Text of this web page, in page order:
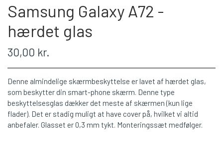
Samsung Galaxy A72 -
hærdet glas
30,00 kr.
Denne almindelige skærmbeskyttelse er lavet af hærdet glas,
som beskytter din smart-phone skærm. Denne type
beskyttelsesglas dækker det meste af skærmen (kun lige
flader). Det er stadig muligt at have cover på, hvilket vi altid
anbefaler. Glasset er 0,3 mm tykt. Monteringssæt medfølger.